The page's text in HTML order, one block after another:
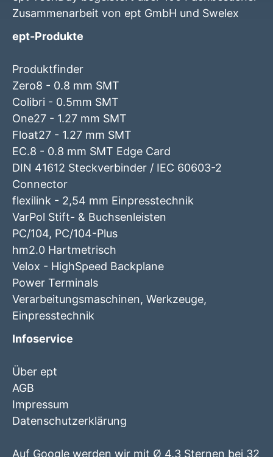
Zusammenarbeit von ept GmbH und Swelex
ept-Produkte
Produktfinder
Zero8 - 0.8 mm SMT
Colibri - 0.5mm SMT
One27 - 1.27 mm SMT
Float27 - 1.27 mm SMT
EC.8 - 0.8 mm SMT Edge Card
DIN 41612 Steckverbinder / IEC 60603-2
Connector
flexilink - 2,54 mm Einpresstechnik
VarPol Stift- & Buchsenleisten
PC/104, PC/104-Plus
hm2.0 Hartmetrisch
Velox - HighSpeed Backplane
Power Terminals
Verarbeitungsmaschinen, Werkzeuge,
Einpresstechnik
Infoservice
Über ept
AGB
Impressum
Datenschutzerklärung
Auf Google werden wir mit Ø 4.3 Sternen bei 32